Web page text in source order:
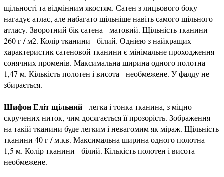
щільності та відмінним якостям. Сатен з лицьового боку
нагадує атлас, але набагато щільніше навіть самого щільного
атласу. Зворотний бік сатена - матовий. Щільність тканини -
260 г / м2. Колір тканини - білий. Однією з найкращих
характеристик сатеновой тканини є мінімальне проходження
сонячних променів. Максимальна ширина одного полотна -
1,47 м. Кількість полотен і висота - необмежене. У фалду не
збирається.
Шифон Еліт щільний- легка і тонка тканина, з міцно
скручених ниток, чим досягається її прозорість. Зображення
на такій тканини буде легким і невагомим як міраж. Щільність
тканини 40 г / м.кв. Максимальна ширина одного полотна -
1,5 м. Колір тканини - білий. Кількість полотен і висота -
необмежене.